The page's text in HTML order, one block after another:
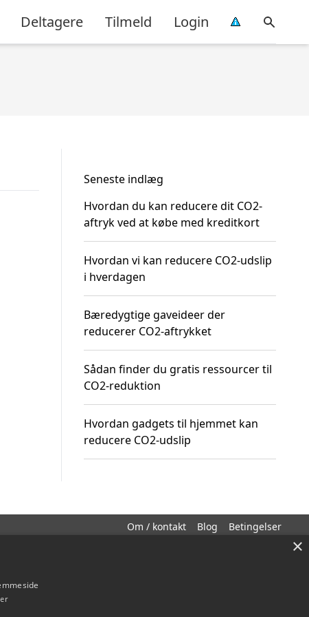
Deltagere Tilmeld Login
Seneste indlæg
Hvordan du kan reducere dit CO2-
aftryk ved at købe med kreditkort
Hvordan vi kan reducere CO2-udslip
i hverdagen
Bæredygtige gaveideer der
reducerer CO2-aftrykket
Sådan finder du gratis ressourcer til
CO2-reduktion
Hvordan gadgets til hjemmet kan
reducere CO2-udslip
Om / kontakt Blog Betingelser
×